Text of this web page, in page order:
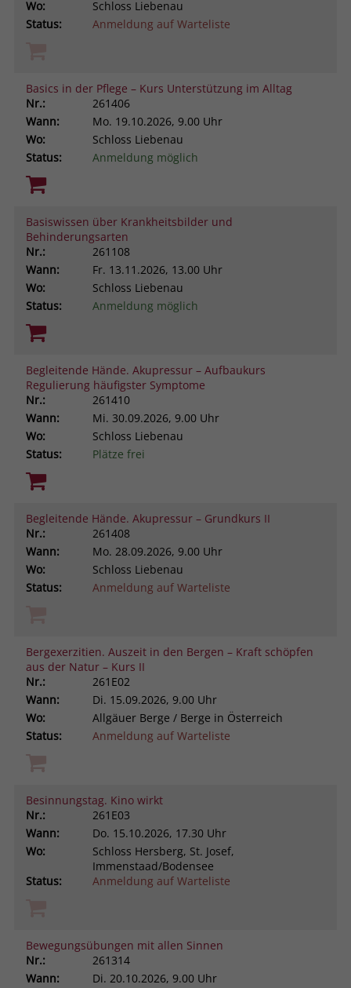
Wo:
Schloss Liebenau
Status:
Anmeldung auf Warteliste
Basics in der Pflege – Kurs Unterstützung im Alltag
Nr.:
261406
Wann:
Mo. 19.10.2026, 9.00 Uhr
Wo:
Schloss Liebenau
Status:
Anmeldung möglich
Basiswissen über Krankheitsbilder und
Behinderungsarten
Nr.:
261108
Wann:
Fr. 13.11.2026, 13.00 Uhr
Wo:
Schloss Liebenau
Status:
Anmeldung möglich
Begleitende Hände. Akupressur – Aufbaukurs
Regulierung häufigster Symptome
Nr.:
261410
Wann:
Mi. 30.09.2026, 9.00 Uhr
Wo:
Schloss Liebenau
Status:
Plätze frei
Begleitende Hände. Akupressur – Grundkurs II
Nr.:
261408
Wann:
Mo. 28.09.2026, 9.00 Uhr
Wo:
Schloss Liebenau
Status:
Anmeldung auf Warteliste
Bergexerzitien. Auszeit in den Bergen – Kraft schöpfen
aus der Natur – Kurs II
Nr.:
261E02
Wann:
Di. 15.09.2026, 9.00 Uhr
Wo:
Allgäuer Berge / Berge in Österreich
Status:
Anmeldung auf Warteliste
Besinnungstag. Kino wirkt
Nr.:
261E03
Wann:
Do. 15.10.2026, 17.30 Uhr
Wo:
Schloss Hersberg, St. Josef,
Immenstaad/Bodensee
Status:
Anmeldung auf Warteliste
Bewegungsübungen mit allen Sinnen
Nr.:
261314
Wann:
Di. 20.10.2026, 9.00 Uhr
Laufzeit Session
Zweck
Behält die Zustände des Benutzers bei
allen Seitenanfragen bei.
Browsers und die Einstellungen
exklusiv für diese Website zu speichern.
derselben Website durchgeführt
werden, mit derselben
Benutzerkennung verknüpft werden.
Laufzeit 1 Jahr
Zweck
Microsoft Clarity setzt dieses Cookie,
um die Seitenaufrufe eines Benutzers
zu speichern und in einer einzigen